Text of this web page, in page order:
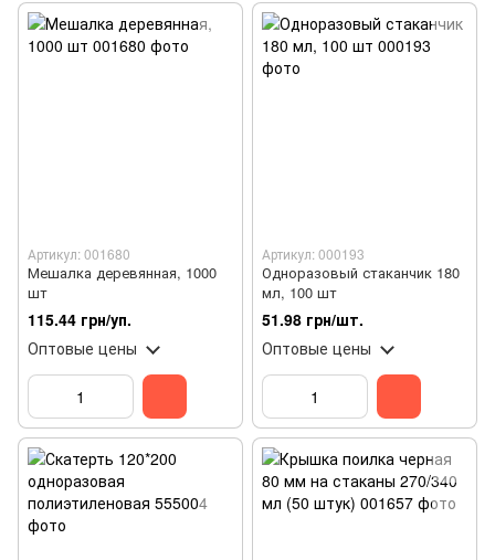
Артикул: 001680
Мешалка деревянная, 1000
шт
115.44 грн/уп.
Оптовые цены
Артикул: 000193
Одноразовый стаканчик 180
мл, 100 шт
51.98 грн/шт.
Оптовые цены